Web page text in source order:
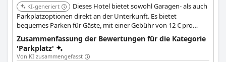
KI-generiert
Dieses Hotel bietet sowohl Garagen- als auch
Parkplatzoptionen direkt an der Unterkunft. Es bietet
bequemes Parken für Gäste, mit einer Gebühr von 12 € pro
Parkplatz pro Nacht. Es verfügt auch über ein URBAN.SPA mit
Innenpool und Saunabereich.
Zusammenfassung der Bewertungen für die Kategorie
'Parkplatz'
Von KI zusammengefasst